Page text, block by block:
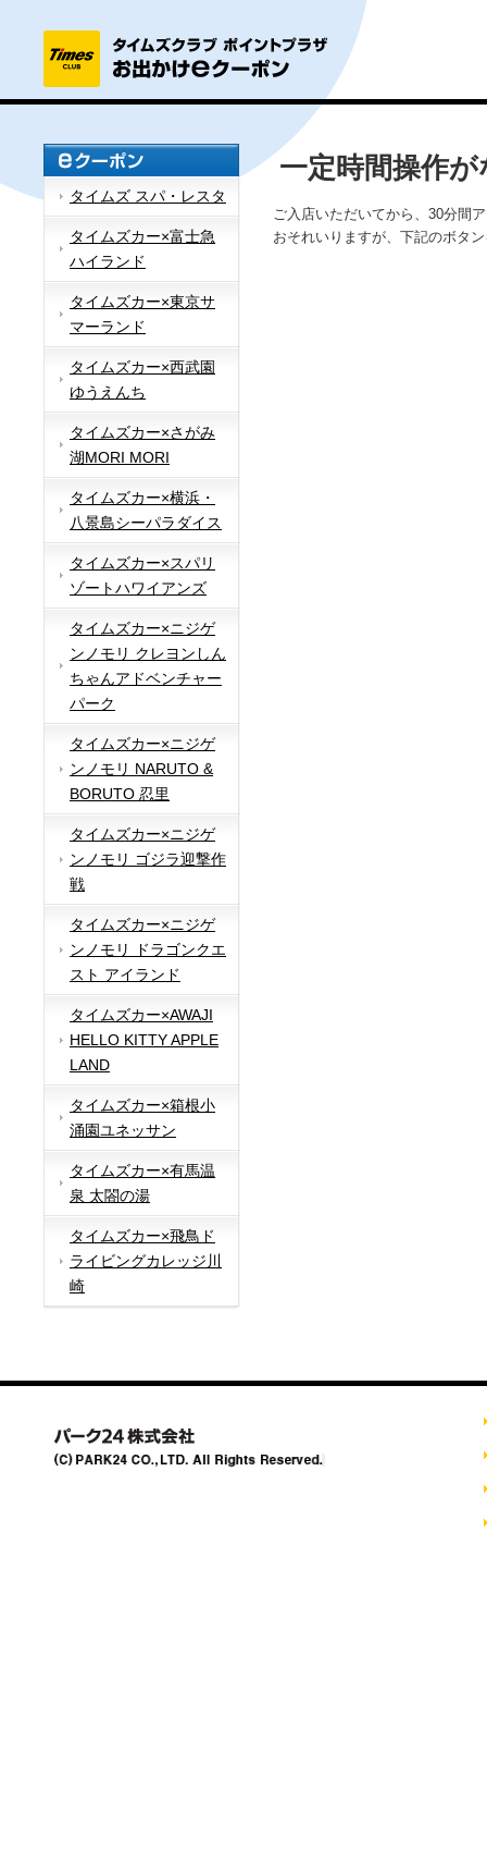
タイムズ スパ・レスタ
タイムズカー×富士急
ハイランド
タイムズカー×東京サ
マーランド
タイムズカー×西武園
ゆうえんち
タイムズカー×さがみ
湖MORI MORI
タイムズカー×横浜・
八景島シーパラダイス
タイムズカー×スパリ
ゾートハワイアンズ
タイムズカー×ニジゲ
ンノモリ クレヨンしん
ちゃんアドベンチャー
パーク
タイムズカー×ニジゲ
ンノモリ NARUTO &
BORUTO 忍里
タイムズカー×ニジゲ
ンノモリ ゴジラ迎撃作
戦
タイムズカー×ニジゲ
ンノモリ ドラゴンクエ
スト アイランド
タイムズカー×AWAJI
HELLO KITTY APPLE
LAND
タイムズカー×箱根小
涌園ユネッサン
タイムズカー×有馬温
泉 太閤の湯
タイムズカー×飛鳥ド
ライビングカレッジ川
崎
一定時間操作
ご入店いただいてから、30分間
おそれいりますが、下記のボタ